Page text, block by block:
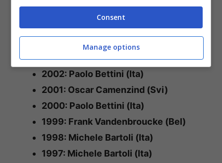
2006: Alejandro Valverde (Spa)
2005: Aleksandr Vinokurov (Kaz)
2004: Davide Rebellin (Ita)
2003: Tyler Hamilton (USA)
2002: Paolo Bettini (Ita)
2001: Oscar Camenzind (Svi)
2000: Paolo Bettini (Ita)
1999: Frank Vandenbroucke (Bel)
1998: Michele Bartoli (Ita)
1997: Michele Bartoli (Ita)
Consent
Manage options